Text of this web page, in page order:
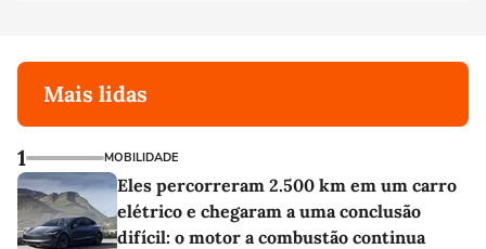
Mais lidas
1 MOBILIDADE
Eles percorreram 2.500 km em um carro
elétrico e chegaram a uma conclusão
difícil: o motor a combustão continua